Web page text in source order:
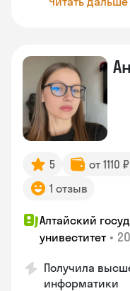
5 от 1110
1 отзыв
Алтайский
унивеститет •
Получила
информатики